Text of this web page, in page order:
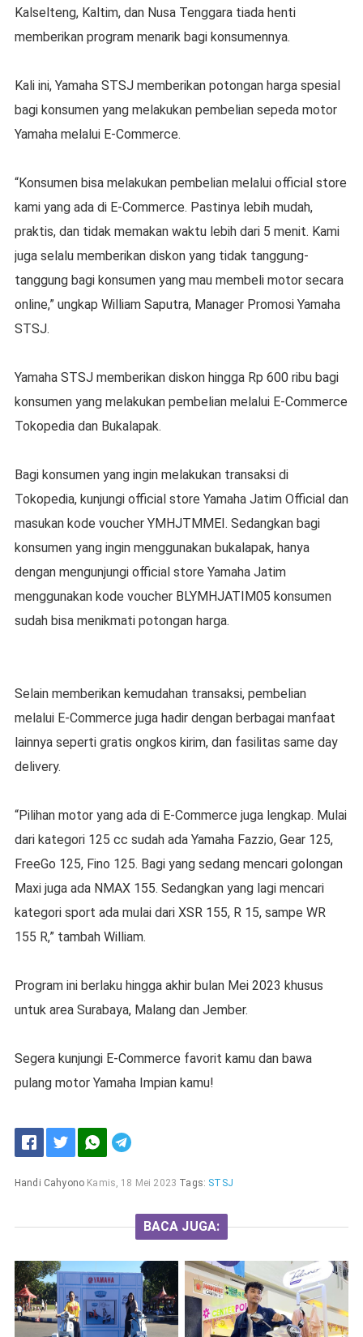
Kalselteng, Kaltim, dan Nusa Tenggara tiada henti
memberikan program menarik bagi konsumennya.
Kali ini, Yamaha STSJ memberikan potongan harga spesial
bagi konsumen yang melakukan pembelian sepeda motor
Yamaha melalui E-Commerce.
“Konsumen bisa melakukan pembelian melalui official store
kami yang ada di E-Commerce. Pastinya lebih mudah,
praktis, dan tidak memakan waktu lebih dari 5 menit. Kami
juga selalu memberikan diskon yang tidak tanggung-
tanggung bagi konsumen yang mau membeli motor secara
online,” ungkap William Saputra, Manager Promosi Yamaha
STSJ.
Yamaha STSJ memberikan diskon hingga Rp 600 ribu bagi
konsumen yang melakukan pembelian melalui E-Commerce
Tokopedia dan Bukalapak.
Bagi konsumen yang ingin melakukan transaksi di
Tokopedia, kunjungi official store Yamaha Jatim Official dan
masukan kode voucher YMHJTMMEI. Sedangkan bagi
konsumen yang ingin menggunakan bukalapak, hanya
dengan mengunjungi official store Yamaha Jatim
menggunakan kode voucher BLYMHJATIM05 konsumen
sudah bisa menikmati potongan harga.
Selain memberikan kemudahan transaksi, pembelian
melalui E-Commerce juga hadir dengan berbagai manfaat
lainnya seperti gratis ongkos kirim, dan fasilitas same day
delivery.
“Pilihan motor yang ada di E-Commerce juga lengkap. Mulai
dari kategori 125 cc sudah ada Yamaha Fazzio, Gear 125,
FreeGo 125, Fino 125. Bagi yang sedang mencari golongan
Maxi juga ada NMAX 155. Sedangkan yang lagi mencari
kategori sport ada mulai dari XSR 155, R 15, sampe WR
155 R,” tambah William.
Program ini berlaku hingga akhir bulan Mei 2023 khusus
untuk area Surabaya, Malang dan Jember.
Segera kunjungi E-Commerce favorit kamu dan bawa
pulang motor Yamaha Impian kamu!
Handi Cahyono Kamis, 18 Mei 2023 Tags: STSJ
BACA JUGA: